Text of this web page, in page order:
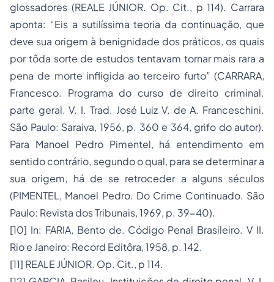
glossadores (REALE JÚNIOR. Op. Cit., p 114). Carrara
aponta: “Eis a sutilíssima teoria da continuação, que
deve sua origem à benignidade dos práticos, os quais
por tôda sorte de estudos tentavam tornar mais rara a
pena de morte infligida ao terceiro furto” (CARRARA,
Francesco. Programa do curso de direito criminal.
parte geral. V. I. Trad. José Luiz V. de A. Franceschini.
São Paulo: Saraiva, 1956, p. 360 e 364, grifo do autor).
Para Manoel Pedro Pimentel, há entendimento em
sentido contrário, segundo o qual, para se determinar a
sua origem, há de se retroceder a alguns séculos
(PIMENTEL, Manoel Pedro. Do Crime Continuado. São
Paulo: Revista dos Tribunais, 1969, p. 39-40).
[10] In: FARIA, Bento de. Código Penal Brasileiro. V II.
Rio e Janeiro: Record Editôra, 1958, p. 142.
[11] REALE JÚNIOR. Op. Cit., p 114.